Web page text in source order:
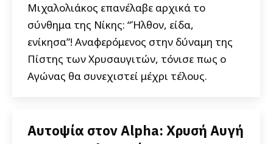
Μιχαλολιάκος επανέλαβε αρχικά το
σύνθημα της Νίκης: “Ήλθον, είδα,
ενίκησα”! Αναφερόμενος στην δύναμη της
Πίστης των Χρυσαυγιτών, τόνισε πως ο
Αγώνας θα συνεχιστεί μέχρι τέλους.
Αυτοψία στον Alpha: Χρυσή Αυγή